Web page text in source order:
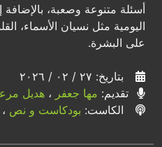
أسئلة متنوعة وصعبة،
اليومية مثل نسيان الأسماء،
على البشرة.
بتاريخ: ٢٧ / ٠٢ / ٢٠٢٦
تقديم: مها جعفر ، هديل
الكاست: بودكاست و نص